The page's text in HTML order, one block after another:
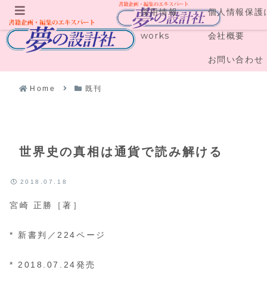
採用情報 個人情報保護
works 会社概要
お問い合わせ
Home 既刊
世界史の真相は通貨で読み解ける
2018.07.18
宮崎 正勝［著］
* 新書判／224ページ
* 2018.07.24発売
メニュー